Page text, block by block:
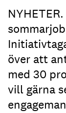
över att
med 30
vill gärna